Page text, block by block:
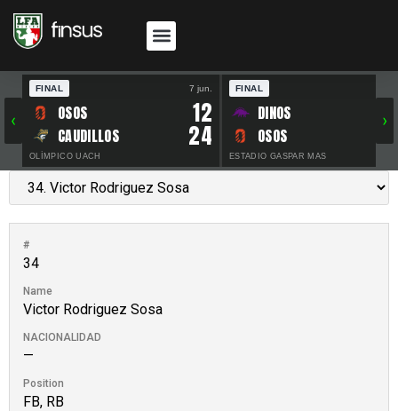
‹
FINAL 7 jun.
OSOS 12
CAUDILLOS 24
OLÍMPICO UACH
FINAL
DINOS
OSOS
ESTADIO GASPAR MAS
›
#
34
Name
Victor Rodriguez Sosa
NACIONALIDAD
—
Position
FB, RB